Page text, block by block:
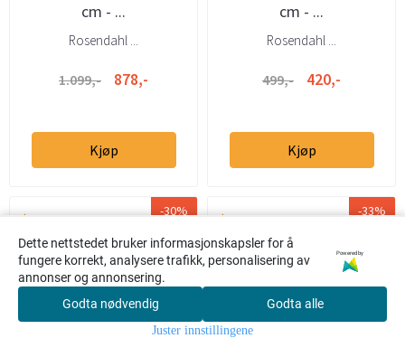
Søk
cm - ...
Rosendahl ...
1.099,- 878,-
Kjøp
cm - ...
Rosendahl ...
499,- 420,-
Kjøp
-30% -33%
Dette nettstedet bruker informasjonskapsler for å
fungere korrekt, analysere trafikk, personalisering av
annonser og annonsering.
Powered by
Godta nødvendig Godta alle
Juster innstillingene